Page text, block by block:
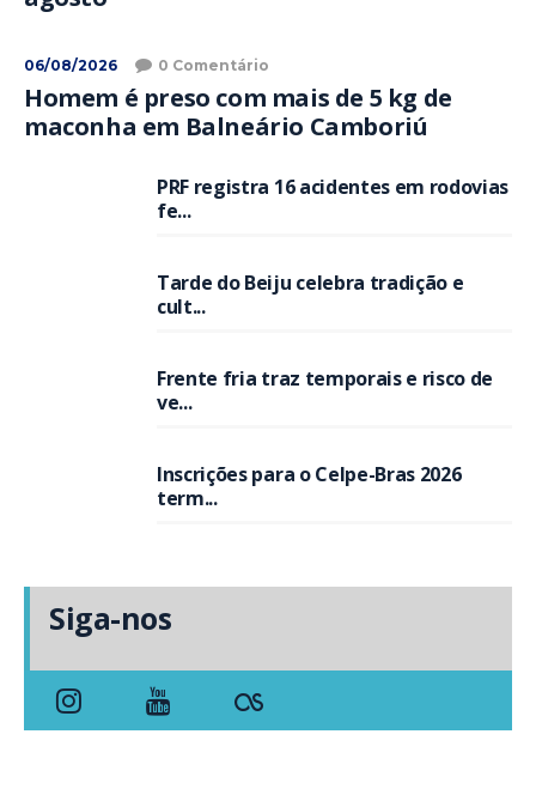
06/08/2026 0 Comentário
Homem é preso com mais de 5 kg de
maconha em Balneário Camboriú
PRF registra 16 acidentes em rodovias
fe...
Tarde do Beiju celebra tradição e
cult...
Frente fria traz temporais e risco de
ve...
Inscrições para o Celpe-Bras 2026
term...
Siga-nos